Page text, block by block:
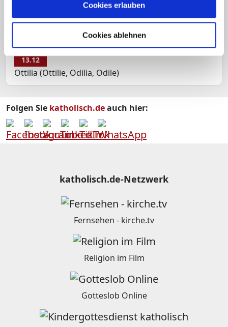
Cookies erlauben
Cookies ablehnen
13.12
13.12
Ottilia (Ottilie, Odilia, Odile)
Folgen Sie katholisch.deauch hier:
katholisch.de-Netzwerk
Fernsehen - kirche.tv
Religion im Film
Gotteslob Online